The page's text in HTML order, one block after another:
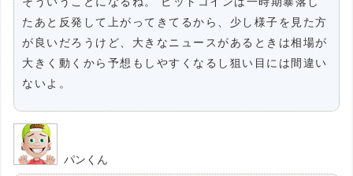
たあと反発して上がってきてるから、少し様子を見た方
が良いだろうけど、大きなニュースがあるときは相場が
大きく動くから予想もしやすくなるし狙い目には間違い
ないよ。
パンくん